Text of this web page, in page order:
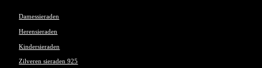
Damessieraden
Herensieraden
Kindersieraden
Zilveren sieraden 925